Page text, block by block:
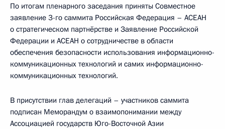
По итогам пленарного заседания приняты Совместное
заявление 3-го саммита Российская Федерация – АСЕАН
о стратегическом партнёрстве и Заявление Российской
Федерации и АСЕАН о сотрудничестве в области
обеспечения безопасности использования информационно-
коммуникационных технологий и самих информационно-
коммуникационных технологий.
В присутствии глав делегаций – участников саммита
подписан Меморандум о взаимопонимании между
Ассоциацией государств Юго-Восточной Азии